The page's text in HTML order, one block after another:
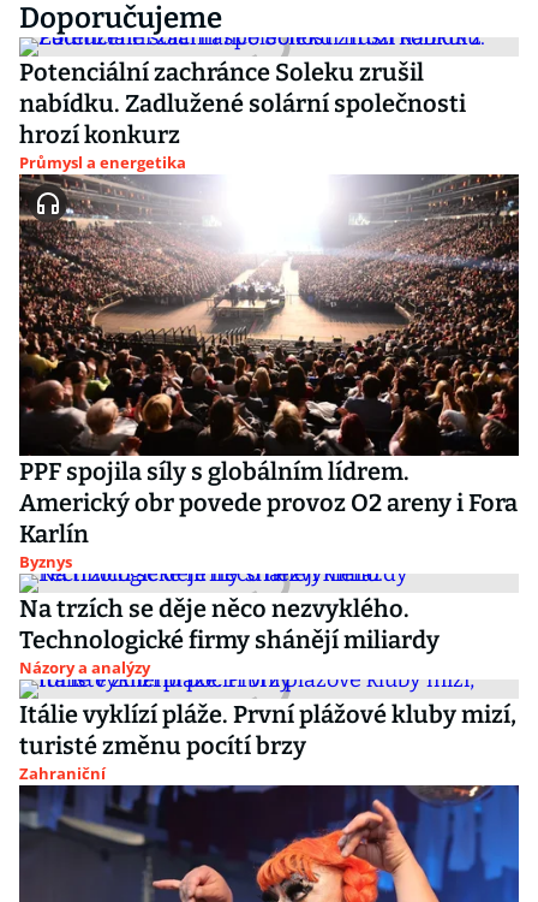
Doporučujeme
Potenciální zachránce Soleku zrušil
nabídku. Zadlužené solární společnosti
hrozí konkurz
Průmysl a energetika
PPF spojila síly s globálním lídrem.
Americký obr povede provoz O2 areny i Fora
Karlín
Byznys
Na trzích se děje něco nezvyklého.
Technologické firmy shánějí miliardy
Názory a analýzy
Itálie vyklízí pláže. První plážové kluby mizí,
turisté změnu pocítí brzy
Zahraniční